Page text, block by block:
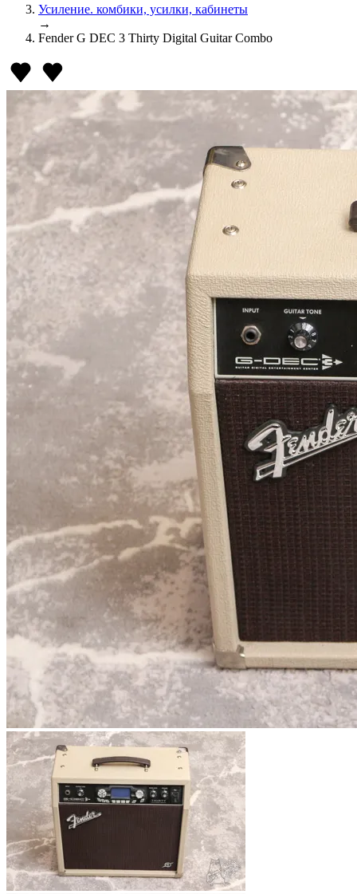
Усиление. комбики, усилки, кабинеты
→
Fender G DEC 3 Thirty Digital Guitar Combo